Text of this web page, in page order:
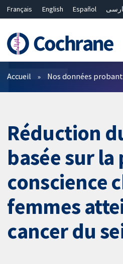
Français English Español
Bahasa Malaysia
ไทย
繁體中文
简体中文
Filtres
Accueil Nos données
Réduction
basée sur la
conscience
femmes
cancer du